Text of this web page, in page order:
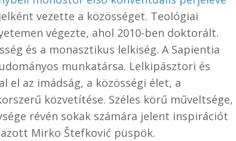
vezette a közösséget. Teológiai
végezte, ahol 2010-ben doktorált.
és a monasztikus lelkiség. A Sapientia
munkatársa. Lelkipásztori és
az imádság, a közösségi élet, a
közvetítése. Széles körű műveltsége,
révén sokak számára jelent inspirációt
Mirko Štefković püspök.